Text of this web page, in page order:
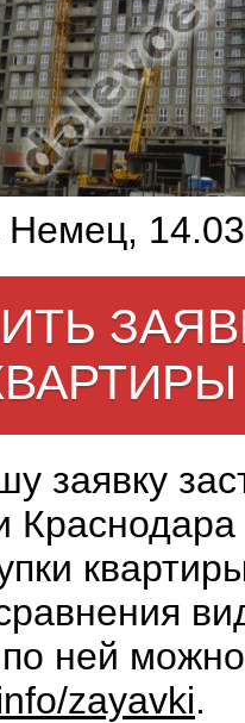
Немец,
заявку
ней
zayavki.